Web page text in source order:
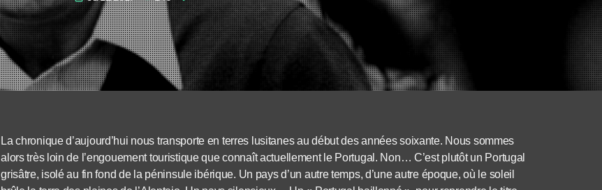
La chronique d’aujourd’hui nous transporte en terres lusitanes au début des années soixante. Nous sommes
alors très loin de l’engouement touristique que connaît actuellement le Portugal. Non… C’est plutôt un Portugal
grisâtre, isolé au fin fond de la péninsule ibérique. Un pays d’un autre temps, d’une autre époque, où le soleil